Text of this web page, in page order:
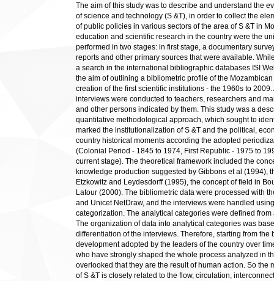
The aim of this study was to describe and understand the
of science and technology (S &T), in order to collect the
of public policies in various sectors of the area of S &T in
education and scientific research in the country were the
performed in two stages: in first stage, a documentary
reports and other primary sources that were available.
a search in the international bibliographic databases ISI
the aim of outlining a bibliometric profile of the
creation of the first scientific institutions - the 1960s to
interviews were conducted to teachers, researchers and
and other persons indicated by them. This study was a
quantitative methodological approach, which sought to
marked the institutionalization of S &T and the political,
country historical moments according the adopted
(Colonial Period - 1845 to 1974, First Republic - 1975 to
current stage). The theoretical framework included the
knowledge production suggested by Gibbons et al (1994),
Etzkowitz and Leydesdorff (1995), the concept of field in
Latour (2000). The bibliometric data were processed with
and Unicet NetDraw, and the interviews were handled
categorization. The analytical categories were defined
The organization of data into analytical categories was
differentiation of the interviews. Therefore, starting from
development adopted by the leaders of the country over
who have strongly shaped the whole process analyzed in
overlooked that they are the result of human action. So
of S &T is closely related to the flow, circulation,